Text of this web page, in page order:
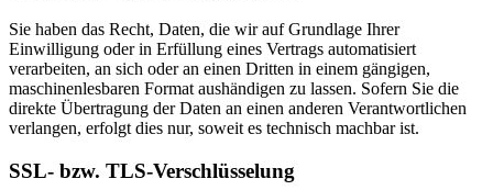
Sie haben das Recht, Daten, die wir auf Grundlage Ihrer
Einwilligung oder in Erfüllung eines Vertrags automatisiert
verarbeiten, an sich oder an einen Dritten in einem gängigen,
maschinenlesbaren Format aushändigen zu lassen. Sofern Sie die
direkte Übertragung der Daten an einen anderen Verantwortlichen
verlangen, erfolgt dies nur, soweit es technisch machbar ist.
SSL- bzw. TLS-Verschlüsselung